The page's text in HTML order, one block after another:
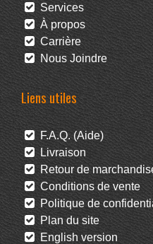
Services
À propos
Carrière
Nous Joindre
Liens utiles
F.A.Q. (Aide)
Livraison
Retour de
Conditions de vente
Politique de
Plan du site
English version